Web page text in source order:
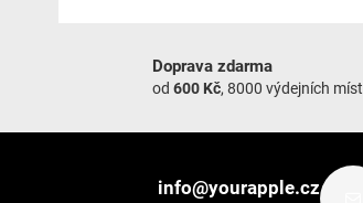
Doprava zdarma
od 600 Kč, 8000 výdejních míst
info@yourapple.cz